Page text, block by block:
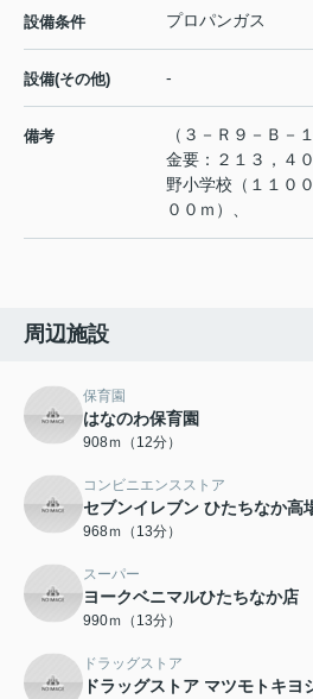
設備条件 プロパンガス
設備(その他) -
備考
（３－Ｒ９－Ｂ－
金要：２１３，４
野小学校（１１０
００ｍ）、
周辺施設
保育園
はなのわ保育園
908ｍ（12分）
コンビニエンスストア
セブンイレブン ひたちなか高
968ｍ（13分）
スーパー
ヨークベニマルひたちなか店
990ｍ（13分）
ドラッグストア
ドラッグストア マツモトキ